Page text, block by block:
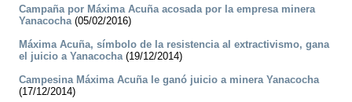
Campaña por Máxima Acuña acosada por la empresa minera
Yanacocha(05/02/2016)
Máxima Acuña, símbolo de la resistencia al extractivismo, gana
el juicio a Yanacocha(19/12/2014)
Campesina Máxima Acuña le ganó juicio a minera Yanacocha
(17/12/2014)